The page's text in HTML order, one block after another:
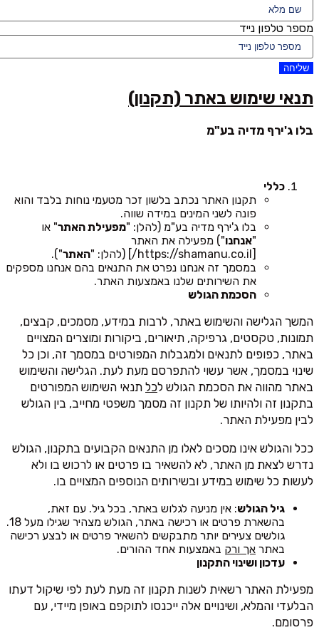
מספר טלפון נייד
שליחה
תנאי שימוש באתר (תקנון)
בלו ג'ירף מדיה בע"מ
כללי
תקנון האתר נכתב בלשון זכר מטעמי נוחות בלבד והוא
פונה לשני המינים במידה שווה.
בלו ג'ירף מדיה בע"מ (להלן: "מפעילת האתר" או
"אנחנו") מפעילה את האתר
[https://shamanu.co.il/] (להלן: "
האתר").
במסמך זה אנחנו נפרט את התנאים בהם אנחנו מספקים
את השירותים שלנו באמצעות האתר.
הסכמת הגולש
המשך הגלישה והשימוש באתר, לרבות במידע, מסמכים, קבצים,
תמונות, טקסטים, גרפיקה, תיאורים, ביקורות ומוצרים המצויים
באתר, כפופים לתנאים ולמגבלות המפורטים במסמך זה, וכן כל
שינוי במסמך, אשר עשוי להתפרסם מעת לעת. הגלישה והשימוש
באתר מהווה את הסכמת הגולש לכל תנאי השימוש המפורטים
בתקנון זה ולהיותו של תקנון זה מסמך משפטי מחייב, בין הגולש
לבין מפעילת האתר.
ככל והגולש אינו מסכים לאלו מן התנאים הקבועים בתקנון, הגולש
נדרש לצאת מן האתר, לא להשאיר בו פרטים או לרכוש בו ולא
לעשות כל שימוש במידע ובשירותים הנוספים המצויים בו.
גיל הגולש: אין מניעה לגלוש באתר, בכל גיל. עם זאת,
בהשארת פרטים או רכישה באתר, הגולש מצהיר שגילו מעל 18.
גולשים צעירים יותר מתבקשים להשאיר פרטים או לבצע רכישה
באתר אך ורק באמצעות אחד ההורים.
עדכון ושינוי התקנון
מפעילת האתר רשאית לשנות תקנון זה מעת לעת לפי שיקול דעתו
הבלעדי והמלא, ושינויים אלה ייכנסו לתוקפם באופן מיידי, עם
פרסומם.